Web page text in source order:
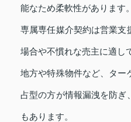
能なため柔軟性があります。
専属専任媒介契約は営業支
場合や不慣れな売主に適し
地方や特殊物件など、ター
占型の方が情報漏洩を防ぎ
もあります。